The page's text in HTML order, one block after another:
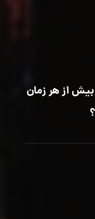
از هر زمان